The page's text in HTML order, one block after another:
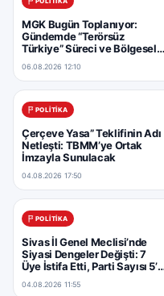
MGK Bugün Toplanıyor:
Gündemde “Terörsüz
Türkiye” Süreci ve Bölgesel
06.08.2026 12:10
POLITIKA
Çerçeve Yasa” Teklifinin Adı
Netleşti: TBMM’ye Ortak
İmzayla Sunulacak
04.08.2026 17:50
POLITIKA
Sivas İl Genel Meclisi’nde
Siyasi Dengeler Değişti: 7
Üye İstifa Etti, Parti Sayısı 5’e
04.08.2026 11:55